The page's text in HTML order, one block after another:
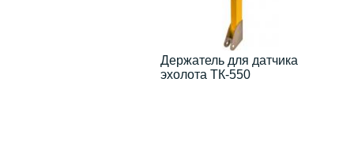
Держатель для датчика
эхолота ТК-550